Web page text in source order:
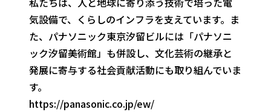
気設備で、くらしのインフラを支えています。ま
た、パナソニック東京汐留ビルには「パナソニ
ック汐留美術館」も併設し、文化芸術の継承と
発展に寄与する社会貢献活動にも取り組んでいま
す。
https://panasonic.co.jp/ew/